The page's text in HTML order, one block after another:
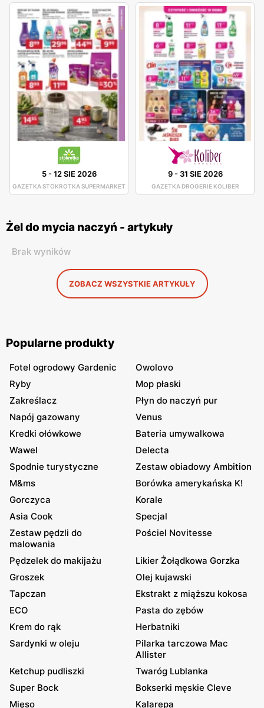
5-12 SIE 2026
GAZETKA STOKROTKA SUPERMARKET
9- 31 SIE 2026
GAZETKA DROGERIE KOLIBER
Żel do mycia naczyń - artykuły
Brak wyników
ZOBACZ WSZYSTKIE ARTYKUŁY
Popularne produkty
Fotel ogrodowy Gardenic
Owolovo
Ryby
Mop płaski
Zakreślacz
Płyn do naczyń pur
Napój gazowany
Venus
Kredki ołówkowe
Bateria umywalkowa
Wawel
Delecta
Spodnie turystyczne
Zestaw obiadowy Ambition
M&ms
Borówka amerykańska K!
Gorczyca
Korale
Asia Cook
Specjal
Zestaw pędzli do
malowania
Pościel Novitesse
Pędzelek do makijażu
Likier Żołądkowa Gorzka
Groszek
Olej kujawski
Tapczan
Ekstrakt z miąższu kokosa
ECO
Pasta do zębów
Krem do rąk
Herbatniki
Sardynki w oleju
Pilarka tarczowa Mac
Allister
Ketchup pudliszki
Twaróg Lublanka
Super Bock
Bokserki męskie Cleve
Mięso
Kalarepa